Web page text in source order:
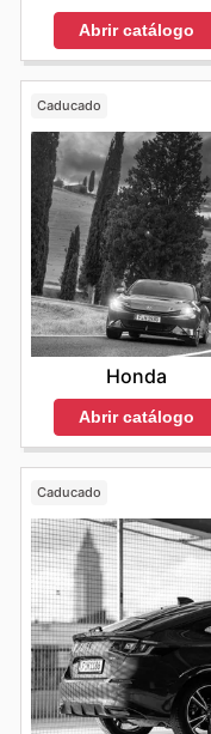
Abrir catálogo
Caducado
Honda
Abrir catálogo
Caducado